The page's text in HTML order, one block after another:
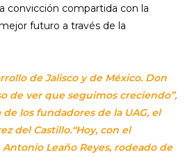
convicción compartida con la
futuro a través de la
de Jalisco y de México. Don
de ver que seguimos creciendo”,
los fundadores de la UAG, el
del Castillo.“Hoy, con el
Leaño Reyes, rodeado de